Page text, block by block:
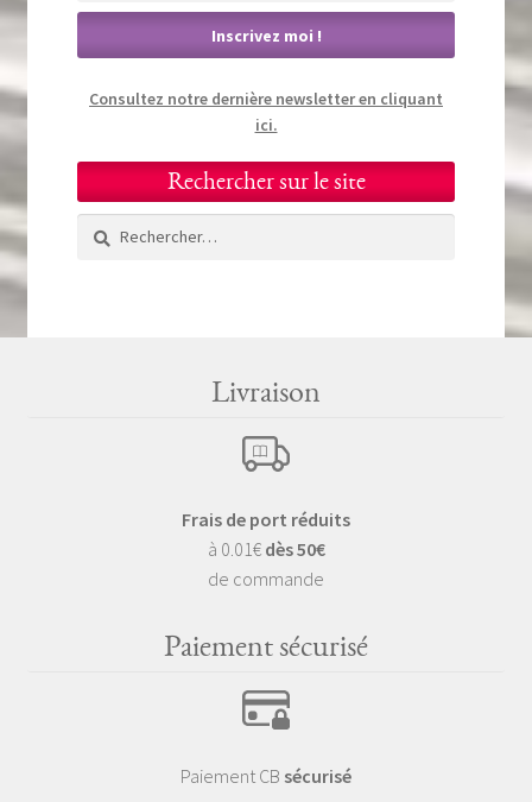
Consultez notre dernière newsletter en cliquant
ici.
Rechercher sur le site
Rechercher :
Livraison
Frais de port réduits
à 0.01€ dès 50€
de commande
Paiement sécurisé
Paiement CB sécurisé